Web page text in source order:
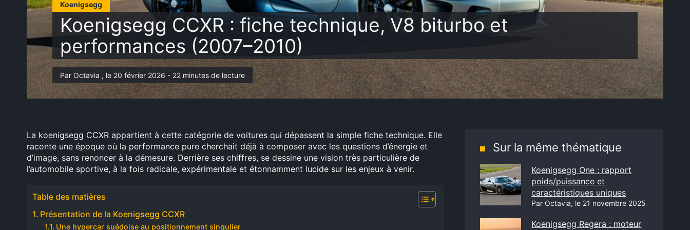
Koenigsegg
Koenigsegg CCXR : fiche technique, V8 biturbo et
performances (2007–2010)
Par Octavia , le 20 février 2026 - 22 minutes de lecture
La koenigsegg CCXR appartient à cette catégorie de voitures qui dépassent la simple fiche technique. Elle
raconte une époque où la performance pure cherchait déjà à composer avec les questions d’énergie et
d’image, sans renoncer à la démesure. Derrière ses chiffres, se dessine une vision très particulière de
l’automobile sportive, à la fois radicale, expérimentale et étonnamment lucide sur les enjeux à venir.
Table des matières
Présentation de la Koenigsegg CCXR
Une hypercar suédoise au positionnement singulier
Sur la même thématique
Koenigsegg One : rapport
poids/puissance et
caractéristiques uniques
Par Octavia, le 21 novembre 2025
Koenigsegg Regera : moteur